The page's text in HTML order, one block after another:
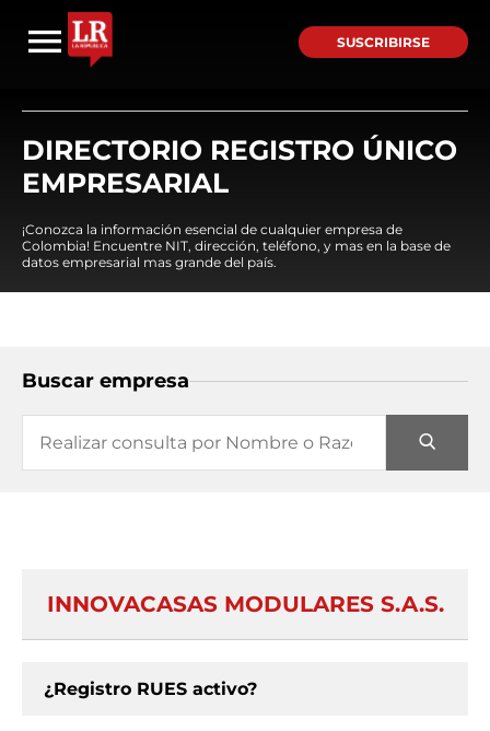
SUSCRIBIRSE
DIRECTORIO REGISTRO ÚNICO
EMPRESARIAL
¡Conozca la información esencial de cualquier empresa de
Colombia! Encuentre NIT, dirección, teléfono, y mas en la base de
datos empresarial mas grande del país.
Buscar empresa
INNOVACASAS MODULARES S.A.S.
¿Registro RUES activo?